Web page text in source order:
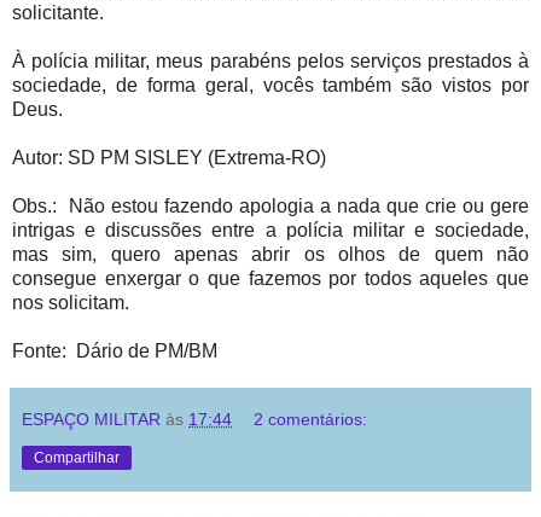
solicitante.
À polícia militar, meus parabéns pelos serviços prestados à
sociedade, de forma geral, vocês também são vistos por
Deus.
Autor: SD PM SISLEY (Extrema-RO)
Obs.: Não estou fazendo apologia a nada que crie ou gere
intrigas e discussões entre a polícia militar e sociedade,
mas sim, quero apenas abrir os olhos de quem não
consegue enxergar o que fazemos por todos aqueles que
nos solicitam.
Fonte: Dário de PM/BM
ESPAÇO MILITAR às 17:44 2 comentários:
Compartilhar